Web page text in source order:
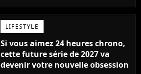
LIFESTYLE
Si vous aimez 24 heures chrono,
cette future série de 2027 va
devenir votre nouvelle obsession